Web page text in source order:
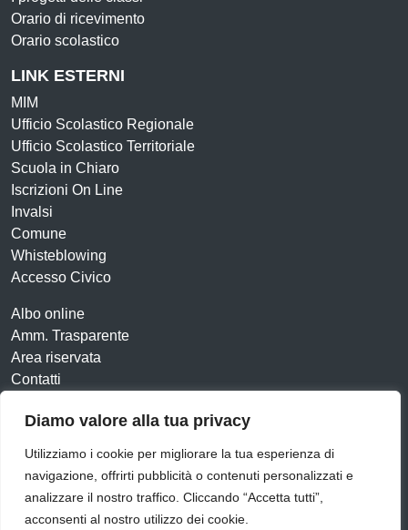
Diamo valore alla tua privacy
Utilizziamo i cookie per migliorare la tua esperienza di
navigazione, offrirti pubblicità o contenuti personalizzati e
analizzare il nostro traffico. Cliccando “Accetta tutti”,
acconsenti al nostro utilizzo dei cookie.
Orario di ricevimento
Orario scolastico
LINK ESTERNI
MIM
Ufficio Scolastico Regionale
Ufficio Scolastico Territoriale
Scuola in Chiaro
Iscrizioni On Line
Invalsi
Comune
Whisteblowing
Accesso Civico
Albo online
Amm. Trasparente
Area riservata
Contatti
Amministrazione Trasparente Albo online
Dichiarazione di accessibilitàObiettivi di accessibilità
FeedbackNote LegaliPrivacy PolicyCookie